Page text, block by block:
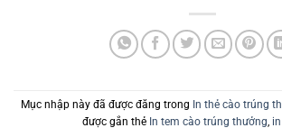
Mục nhập này đã được đăng trong In thẻ cào trúng
được gắn thẻ In tem cào trúng thưởng,